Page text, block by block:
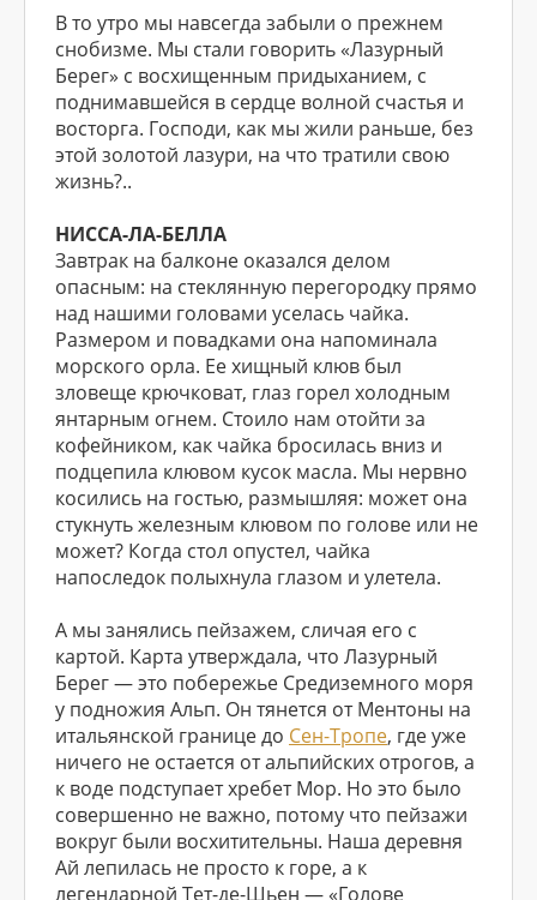
В то утро мы навсегда забыли о прежнем
снобизме. Мы стали говорить «Лазурный
Берег» с восхищенным придыханием, с
поднимавшейся в сердце волной счастья и
восторга. Господи, как мы жили раньше, без
этой золотой лазури, на что тратили свою
жизнь?..
НИССА-ЛА-БЕЛЛА
Завтрак на балконе оказался делом
опасным: на стеклянную перегородку прямо
над нашими головами уселась чайка.
Размером и повадками она напоминала
морского орла. Ее хищный клюв был
зловеще крючковат, глаз горел холодным
янтарным огнем. Стоило нам отойти за
кофейником, как чайка бросилась вниз и
подцепила клювом кусок масла. Мы нервно
косились на гостью, размышляя: может она
стукнуть железным клювом по голове или не
может? Когда стол опустел, чайка
напоследок полыхнула глазом и улетела.
А мы занялись пейзажем, сличая его с
картой. Карта утверждала, что Лазурный
Берег — это побережье Средиземного моря
у подножия Альп. Он тянется от Ментоны на
итальянской границе до Сен-Тропе, где уже
ничего не остается от альпийских отрогов, а
к воде подступает хребет Мор. Но это было
совершенно не важно, потому что пейзажи
вокруг были восхитительны. Наша деревня
Ай лепилась не просто к горе, а к
легендарной Тет-де-Шьен — «Голове